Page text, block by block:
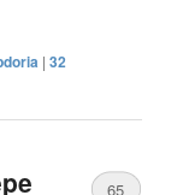
|32
65